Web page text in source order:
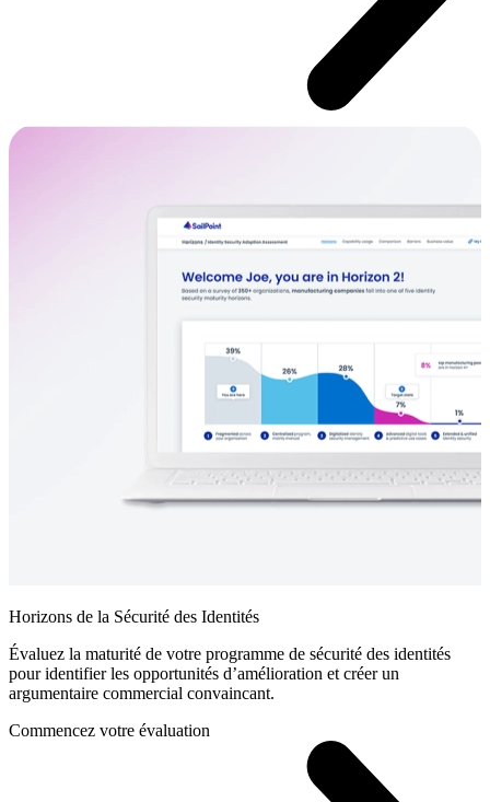
Horizons de la Sécurité des Identités
Évaluez la maturité de votre programme de sécurité des identités
pour identifier les opportunités d’amélioration et créer un
argumentaire commercial convaincant.
Commencez votre évaluation